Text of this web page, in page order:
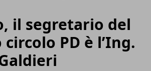
il segretario del
PD è l’Ing.